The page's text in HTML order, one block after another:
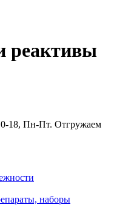
реактивы
18, Пн-Пт. Отгружаем
наборы